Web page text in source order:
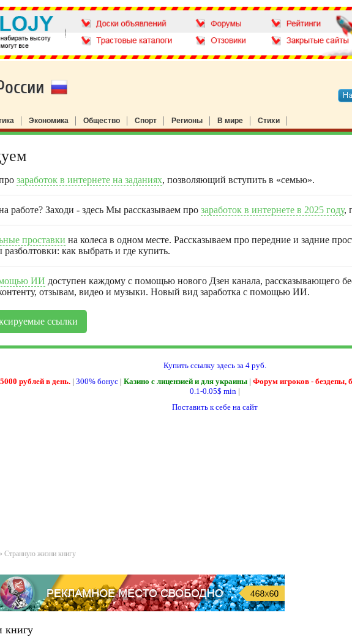
Экономика Общество Спорт Регионы В мире Стихи
заработок в интернете на заданиях, позволяющий вступить в «семью».
работе? Заходи - здесь Мы рассказываем про заработок в интернете в 2025 году,
проставки на колеса в одном месте. Рассказываем про передние и задние
как выбрать и где купить.
ИИ доступен каждому с помощью нового Дзен канала, рассказывающего
отзывам, видео и музыки. Новый вид заработка с помощью ИИ.
ссылки
Купить ссылку здесь за 4 руб.
рублей в день. | 300% бонус | Казино с лицензией и для украины | Форум игроков - бездепы,
0.1-0.05$ min |
Поставить к себе на сайт
» Странную жизни книгу
книгу